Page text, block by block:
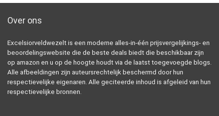
Over ons
Excelsiorveldwezelt is een moderne alles-in-één prijsvergelijkings- en
beoordelingswebsite die de beste deals biedt die beschikbaar zijn
op amazon en u op de hoogte houdt via de laatst toegevoegde blogs.
Alle afbeeldingen zijn auteursrechtelijk beschermd door hun
respectievelijke eigenaren. Alle geciteerde inhoud is afgeleid van hun
respectievelijke bronnen.